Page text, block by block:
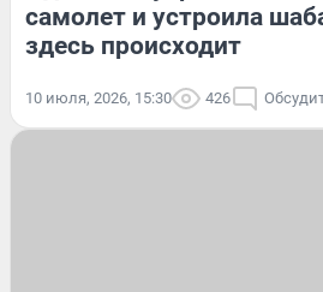
самолет и устроила
здесь происходит
10 июля, 2026, 15:30 426